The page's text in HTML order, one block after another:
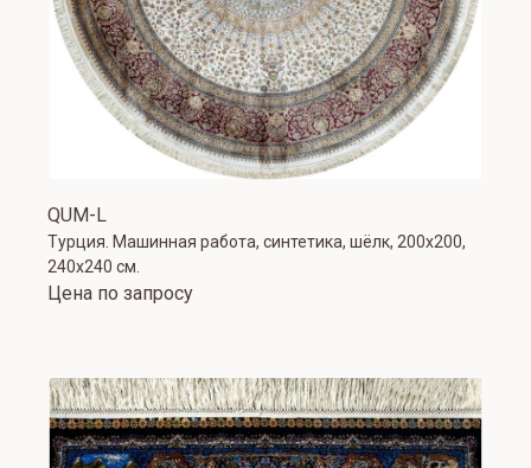
QUM-L
Турция. Машинная работа, синтетика, шёлк, 200х200,
240х240 см.
Цена по запросу